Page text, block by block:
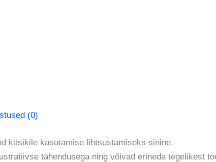
(0)
käsikile kasutamise lihtsustamiseks sinine.
tähendusega ning võivad erineda tegelikest